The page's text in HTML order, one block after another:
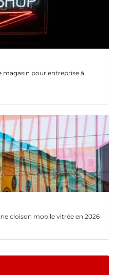
magasin pour entreprise à
cloison mobile vitrée en 2026